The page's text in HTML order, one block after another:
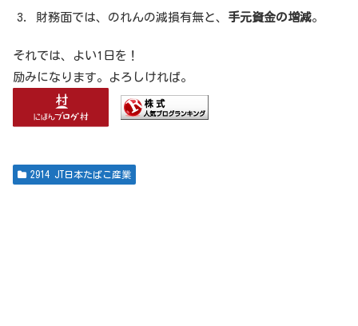
財務面では、のれんの減損有無と、 手元資金の増減。
それでは、よい1日を！
励みになります。よろしければ。
2914 JT日本たばこ産業